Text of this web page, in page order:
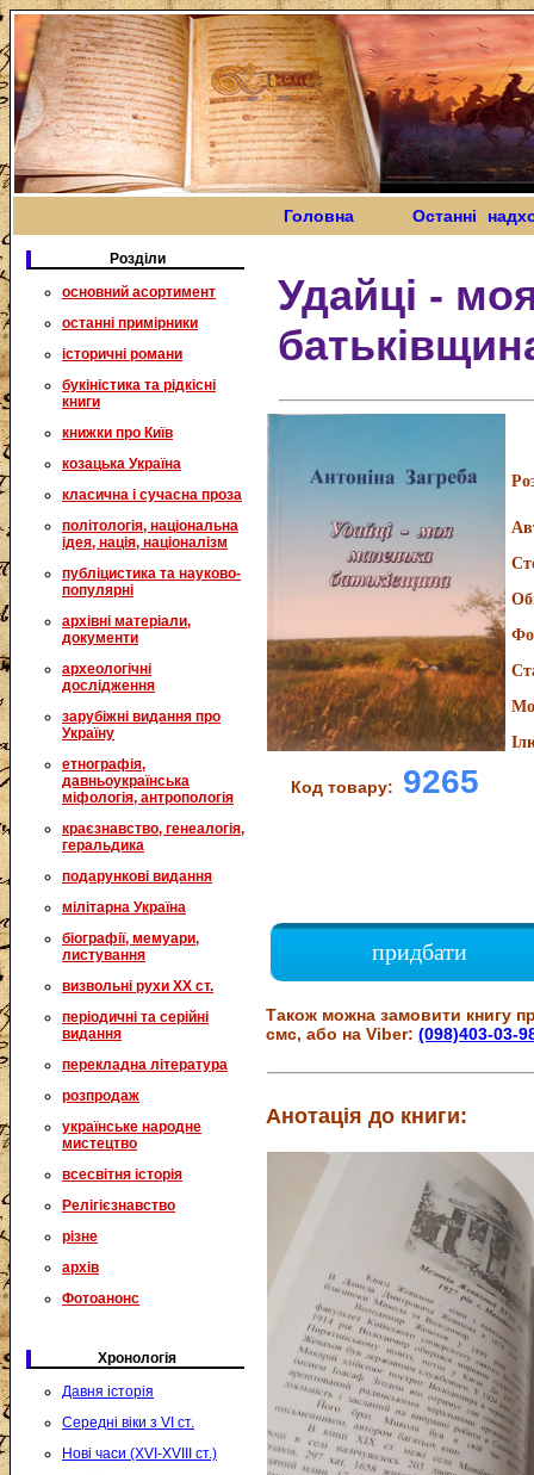
Головна Останні
Розділи
основний асортимент
останні примірники
історичні романи
букіністика та рідкісні
книги
книжки про Київ
козацька Україна
класична і сучасна проза
політологія, національна
ідея, нація, націоналізм
публіцистика та науково-
популярні
архівні матеріали,
документи
археологічні
дослідження
зарубіжні видання про
Україну
етнографія,
давньоукраїнська
міфологія, антропологія
краєзнавство, генеалогія,
геральдика
подарункові видання
мілітарна Україна
біографії, мемуари,
листування
визвольні рухи XX ст.
періодичні та серійні
видання
перекладна література
розпродаж
українське народне
мистецтво
всесвітня історія
Релігієзнавство
різне
архів
Фотоанонс
Хронологія
Давня історія
Середні віки з VI ст.
Нові часи (XVI-XVIII ст.)
Удайці -
Код товару: 9265
придбати
Також можна замовити книгу
смс, або на Viber:(098)403-03-
Анотація до книги: